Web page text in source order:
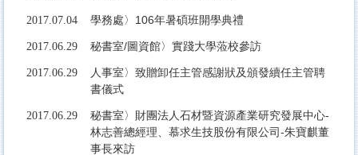
2017.07.04 學務處〉106年暑碩班開學典禮
2017.06.29 秘書室/圖資館〉實踐大學蒞校參訪
2017.06.29
人事室〉致贈卸任主管感謝狀及頒發續任主管聘
書儀式
2017.06.29
秘書室〉財團法人石材暨資源產業研究發展中心-
林志善總經理、慕求生技股份有限公司-朱寶麒董
事長來訪